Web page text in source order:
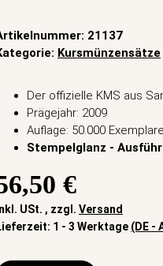
21137
Kursmünzensätze
Der offizielle KMS aus
Prägejahr: 2009
Auflage: 50.000 Exemplare
Stempelglanz -
€
USt. , zzgl. Versand
1 - 3 Werktage (DE -